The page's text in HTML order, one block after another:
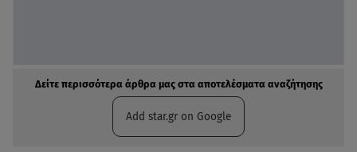
Δείτε περισσότερα άρθρα μας στα αποτελέσματα αναζήτησης
Add star.gr on Google